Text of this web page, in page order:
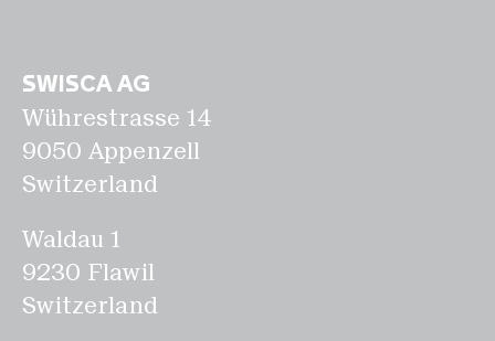
SWISCA AG
Wührestrasse 14
9050 Appenzell
Switzerland
Waldau 1
9230 Flawil
Switzerland